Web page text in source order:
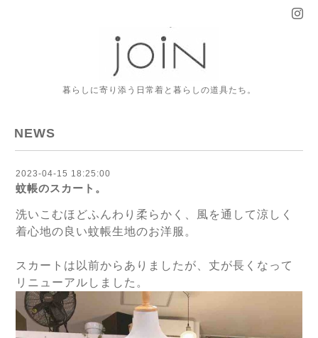
暮らしに寄り添う日常着と暮らしの道具たち。
NEWS
2023-04-15 18:25:00
蚊帳のスカート。
洗いこむほどふんわり柔らかく、風を通して涼しく
着心地の良い蚊帳生地のお洋服。
スカートは以前からありましたが、丈が長くなって
リニューアルしました。